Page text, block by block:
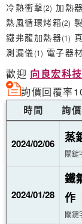
冷熱衝擊(2) 加熱器
熱風循環烤箱(2)
鐵弗龍加熱器(1)
測漏儀(1) 電子器
歡迎 向良宏科
詢價回覆率
時間 詢
2024/02/06 蒸
關鍵
2024/01/28
鐵
作
關鍵